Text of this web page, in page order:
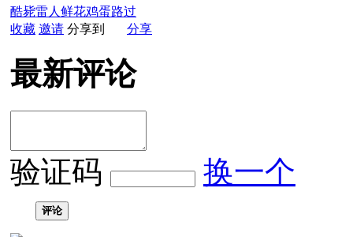
酷毙雷人 鲜花鸡蛋路过
收藏 邀请 分享到 分享
最新评论
验证码 换一个
评论